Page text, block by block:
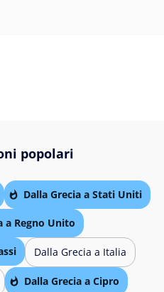
popolari
Dalla Grecia a Stati Uniti
a Regno Unito
Dalla Grecia a Italia
Dalla Grecia a Cipro